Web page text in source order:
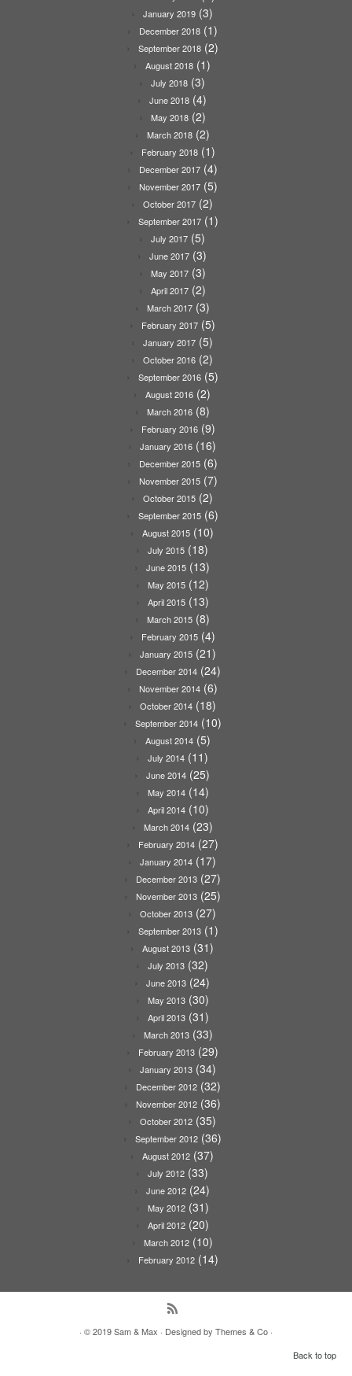
January 2019 (3)
December 2018(1)
September 2018(2)
August 2018 (1)
July 2018 (3)
June 2018 (4)
May 2018(2)
March 2018(2)
February 2018(1)
December 2017(4)
November 2017(5)
October 2017 (2)
September 2017(1)
July 2017 (5)
June 2017 (3)
May 2017(3)
April 2017(2)
March 2017(3)
February 2017(5)
January 2017 (5)
October 2016 (2)
September 2016(5)
August 2016 (2)
March 2016(8)
February 2016(9)
January 2016 (16)
December 2015(6)
November 2015(7)
October 2015 (2)
September 2015(6)
August 2015 (10)
July 2015 (18)
June 2015 (13)
May 2015(12)
April 2015(13)
March 2015(8)
February 2015(4)
January 2015 (21)
December 2014(24)
November 2014(6)
October 2014 (18)
September 2014(10)
August 2014 (5)
July 2014 (11)
June 2014 (25)
May 2014(14)
April 2014(10)
March 2014(23)
February 2014(27)
January 2014 (17)
December 2013(27)
November 2013(25)
October 2013 (27)
September 2013(1)
August 2013 (31)
July 2013 (32)
June 2013 (24)
May 2013(30)
April 2013(31)
March 2013(33)
February 2013(29)
January 2013 (34)
December 2012(32)
November 2012(36)
October 2012 (35)
September 2012(36)
August 2012 (37)
July 2012 (33)
June 2012 (24)
May 2012(31)
April 2012(20)
March 2012(10)
February 2012(14)
· © 2019Sam & Max · Designed by Themes & Co ·
Back to top